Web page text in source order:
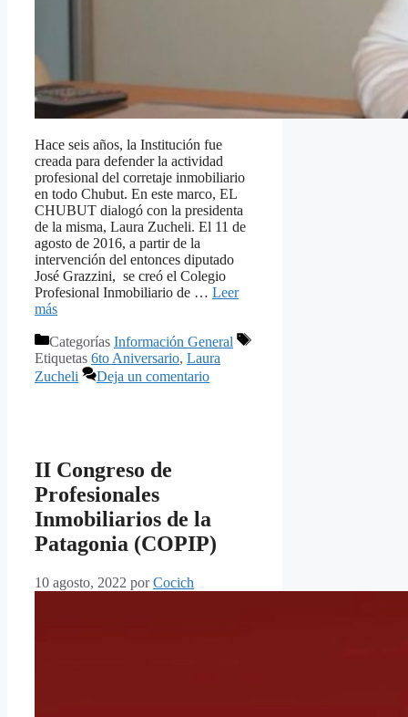
Hace seis años, la Institución fue
creada para defender la actividad
profesional del corretaje inmobiliario
en todo Chubut. En este marco, EL
CHUBUT dialogó con la presidenta
de la misma, Laura Zucheli. El 11 de
agosto de 2016, a partir de la
intervención del entonces diputado
José Grazzini, se creó el Colegio
Profesional Inmobiliario de … Leer
más
Categorías Información General
Etiquetas 6to Aniversario, Laura
Zucheli
Deja un comentario
II Congreso de
Profesionales
Inmobiliarios de la
Patagonia (COPIP)
10 agosto, 2022 porCocich